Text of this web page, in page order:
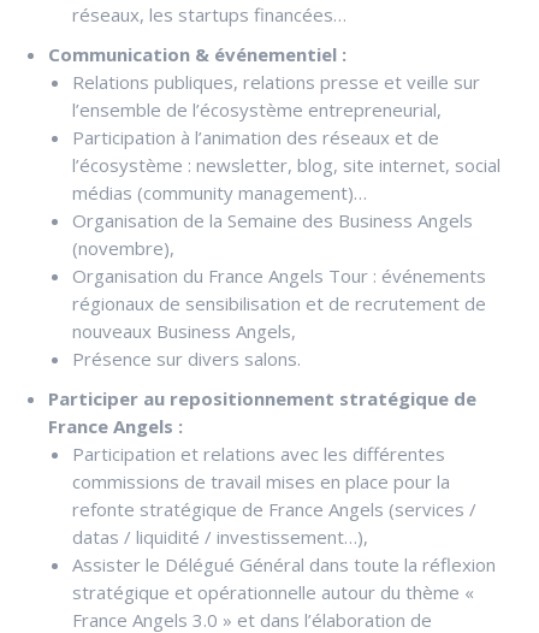
réseaux, les startups financées…
Communication & événementiel :
Relations publiques, relations presse et veille sur
l’ensemble de l’écosystème entrepreneurial,
Participation à l’animation des réseaux et de
l’écosystème : newsletter, blog, site internet, social
médias (community management)…
Organisation de la Semaine des Business Angels
(novembre),
Organisation du France Angels Tour : événements
régionaux de sensibilisation et de recrutement de
nouveaux Business Angels,
Présence sur divers salons.
Participer au repositionnement stratégique de
France Angels :
Participation et relations avec les différentes
commissions de travail mises en place pour la
refonte stratégique de France Angels (services /
datas / liquidité / investissement…),
Assister le Délégué Général dans toute la réflexion
stratégique et opérationnelle autour du thème «
France Angels 3.0 » et dans l’élaboration de